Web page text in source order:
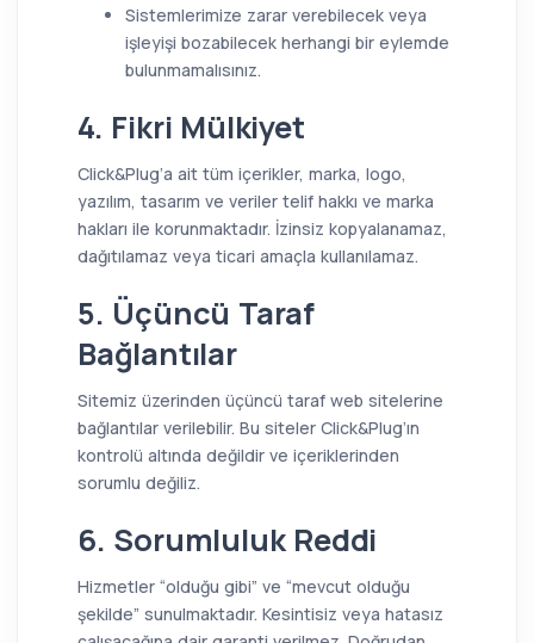
Sistemlerimize zarar verebilecek veya
işleyişi bozabilecek herhangi bir eylemde
bulunmamalısınız.
4. Fikri Mülkiyet
Click&Plug’a ait tüm içerikler, marka, logo,
yazılım, tasarım ve veriler telif hakkı ve marka
hakları ile korunmaktadır. İzinsiz kopyalanamaz,
dağıtılamaz veya ticari amaçla kullanılamaz.
5. Üçüncü Taraf
Bağlantılar
Sitemiz üzerinden üçüncü taraf web sitelerine
bağlantılar verilebilir. Bu siteler Click&Plug’ın
kontrolü altında değildir ve içeriklerinden
sorumlu değiliz.
6. Sorumluluk Reddi
Hizmetler “olduğu gibi” ve “mevcut olduğu
şekilde” sunulmaktadır. Kesintisiz veya hatasız